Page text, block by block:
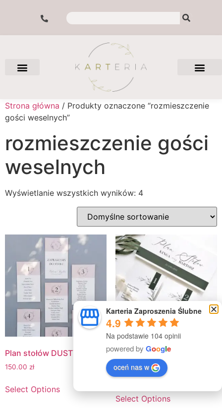
Strona główna / Produkty oznaczone “rozmieszczenie
gości weselnych”
rozmieszczenie gości
weselnych
Wyświetlanie wszystkich wyników: 4
Plan stołów DUSTY PINK
150.00 zł
Select Options
Plan Stołów MODERN
LEAVES
150.00zł
Select Options
Karteria Zaproszenia Ślubne
4.9
Na podstawie 104 opinii
powered by Google
oceń nas w